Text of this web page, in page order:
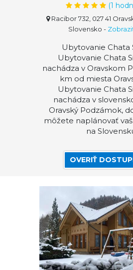
(1
Racibor 732, 027 41
Slovensko -
Ubytovanie Chata
Ubytovanie Chata
nachádza v Oravskom
km od miesta
Ubytovanie Chata
nachádza v
Oravský Podzámok,
môžete naplánovať
na
OVERIŤ